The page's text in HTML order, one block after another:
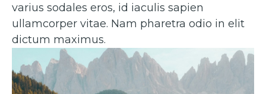
varius sodales eros, id iaculis sapien
ullamcorper vitae. Nam pharetra odio in elit
dictum maximus.